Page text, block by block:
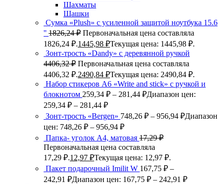
Шахматы
Шашки
Сумка «Plush» c усиленной защитой ноутбука 15.6
'' 1826,24₽ Первоначальная цена составляла
1826,24 ₽.1445,98 ₽Текущая цена: 1445,98 ₽.
Зонт-трость «Dandy» с деревянной ручкой
4406,32₽ Первоначальная цена составляла
4406,32 ₽.2490,84 ₽Текущая цена: 2490,84 ₽.
Набор стикеров А6 «Write and stick» с ручкой и
блокнотом 259,34 ₽ – 281,44 ₽Диапазон цен:
259,34 ₽ – 281,44 ₽
Зонт-трость «Bergen» 748,26 ₽ – 956,94 ₽Диапазон
цен: 748,26 ₽ – 956,94 ₽
Папка- уголок А4, матовая 17,29₽
Первоначальная цена составляла
17,29 ₽.12,97 ₽Текущая цена: 12,97 ₽.
Пакет подарочный Imilit W 167,75 ₽ –
242,91 ₽Диапазон цен: 167,75 ₽ – 242,91 ₽